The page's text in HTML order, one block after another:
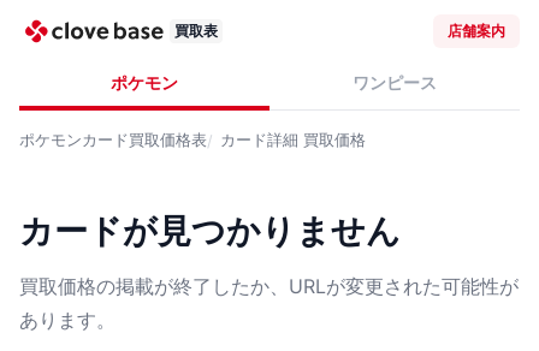
買取表 店舗案内
ポケモン ワンピース
ポケモンカード買取価格表 カード詳細 買取価格
カードが見つかりません
買取価格の掲載が終了したか、URLが変更された可能性が
あります。